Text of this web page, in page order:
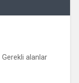
Gerekli alanlar